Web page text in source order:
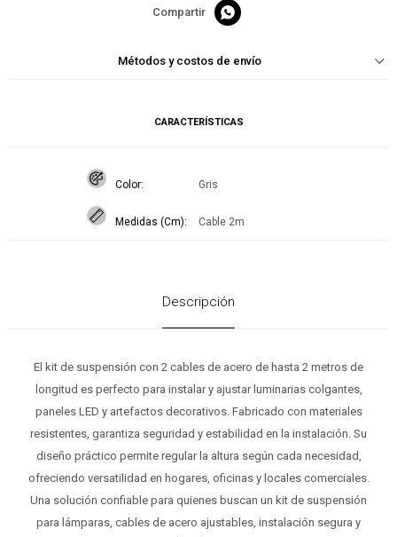

Métodos y costos de envío
CARACTERÍSTICAS
Color Gris
Medidas (Cm) Cable 2m
Descripción
El kit de suspensión con 2 cables de acero de hasta 2 metros de
longitud es perfecto para instalar y ajustar luminarias colgantes,
paneles LED y artefactos decorativos. Fabricado con materiales
resistentes, garantiza seguridad y estabilidad en la instalación. Su
diseño práctico permite regular la altura según cada necesidad,
ofreciendo versatilidad en hogares, oficinas y locales comerciales.
Una solución confiable para quienes buscan un kit de suspensión
para lámparas, cables de acero ajustables, instalación segura y